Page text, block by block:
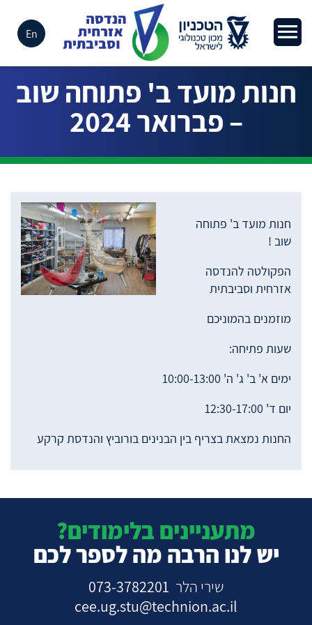
En
הנדסה אזרחית וסביבתית>חדשות ואירועים>חנות מועד ב' פתוחה שוב – פברואר
חנות מועד ב' פתוחה שוב
– פברואר 2024
חנות מועד ב' פתוחה
שוב !
הפקולטה להנדסה
אזרחית וסביבתית
מוזמנים בהמוניכם
שעות פתיחה:
ימים א' ב' ג' ה' 10:00-13:00
יום ד' 12:30-17:00
החנות נמצאת בצריף בין הבנינים בורוביץ והנדסת קרקע
מתעניינים בלימודים?
יש לנו הרבה מה לספר לכם
שירי הלר 073-3782201
cee.ug.stu@technion.ac.il